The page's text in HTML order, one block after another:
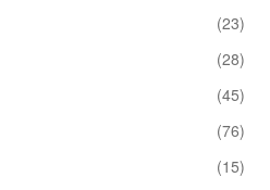
(23)
(28)
(45)
(76)
(15)